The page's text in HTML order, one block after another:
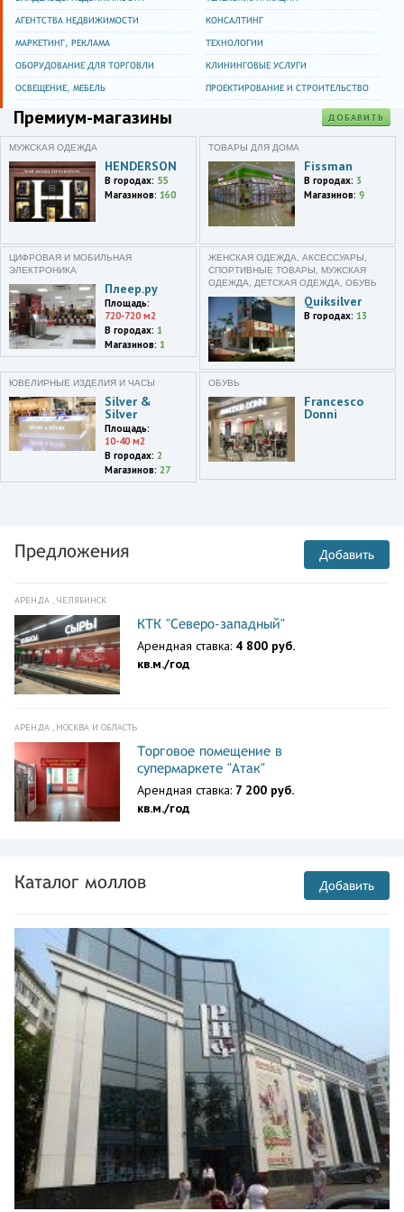
ул. Дзержинского,69
Сумы
проспект Михаила Лушпы,4/1
Харьков
ул. Сумская,10
ул. Большая Покровская,23
Саранск
ул. Богдана Хмельницкого,28
Колпино г.,ул.
Пролетарская,36а
Санкт-Петербург
Балканская площадь,5Я
Санкт-Петербург
Заневский проспект,65к5,ТЦ
Платформа
Санкт-Петербург
просп. Культуры,1,ТРК Родео
Драйв
ул. Байконурская,14а,ТРК
ул. Одоевского,27,ТК
Платформа
ул. Малиновского,25,ТЦ
Золотой Вавилон
Архангельская обл.
округ
Северодвинск,Северодвинск,ул.
Ломоносова,98а
Краснодарский край
округ Ейск,Ейск,ул.
Победы,127,корп. 1
Архангельск
пл. Ленина,3,ТЦ Шанс
Пик,эт. 1
Чебоксары
ул. Карла Маркса,47,эт. 2
Краснодар
улица Дзержинского,100
Краснодарский край
округ Анапа,Анапа,ул.
Астраханская,99,ТЦ Красная
площадь
Республика Татарстан
Зеленодольский
муниципальный р-
н,Зеленодольск г.,ул.
Королева,1а,ТРК Мирный,эт.
2
АГЕНТСТВА НЕДВИЖИМОСТИ КОНСАЛТИНГ
МАРКЕТИНГ, РЕКЛАМА ТЕХНОЛОГИИ
ОБОРУДОВАНИЕ ДЛЯ ТОРГОВЛИ КЛИНИНГОВЫЕ УСЛУГИ
ОСВЕЩЕНИЕ, МЕБЕЛЬ ПРОЕКТИРОВАНИЕ И СТРОИТЕЛЬСТВО
ДОБАВИТЬ
Премиум-магазины
МУЖСКАЯ ОДЕЖДА
HENDERSON
В городах: 55
Магазинов: 160
ТОВАРЫ ДЛЯ ДОМА
Fissman
В городах: 3
Магазинов: 9
ЦИФРОВАЯ И МОБИЛЬНАЯ
ЭЛЕКТРОНИКА
Плеер.ру
Площадь:
720-720 м2
В городах: 1
Магазинов: 1
ЖЕНСКАЯ ОДЕЖДА, АКСЕССУАРЫ,
СПОРТИВНЫЕ ТОВАРЫ, МУЖСКАЯ
ОДЕЖДА, ДЕТСКАЯ ОДЕЖДА, ОБУВЬ
Quiksilver
В городах: 13
ЮВЕЛИРНЫЕ ИЗДЕЛИЯ И ЧАСЫ
Silver &
Silver
Площадь:
10-40 м2
В городах: 2
Магазинов: 27
ОБУВЬ
Francesco
Donni
Предложения Добавить
АРЕНДА , ЧЕЛЯБИНСК
КТК "Северо-западный"
Арендная ставка: 4 800 руб.
кв.м./год
АРЕНДА , МОСКВА И ОБЛАСТЬ
Торговое помещение в
супермаркете "Атак"
Арендная ставка: 7 200 руб.
кв.м./год
Каталог моллов Добавить